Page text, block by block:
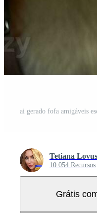
Tetiana
10.054 Recursos
Grátis